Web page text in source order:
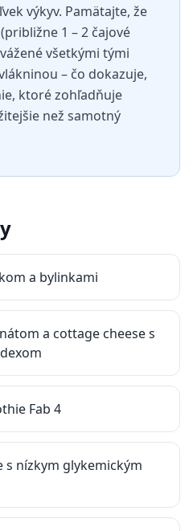
výkyv. Pamätajte, že
1 – 2 čajové
všetkými tými
– čo dokazuje,
ktoré zohľadňuje
než samotný
a bylinkami
a cottage cheese s
Fab 4
nízkym glykemickým